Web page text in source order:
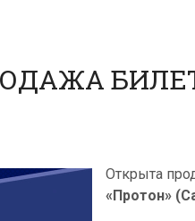
Открыта
«Протон»